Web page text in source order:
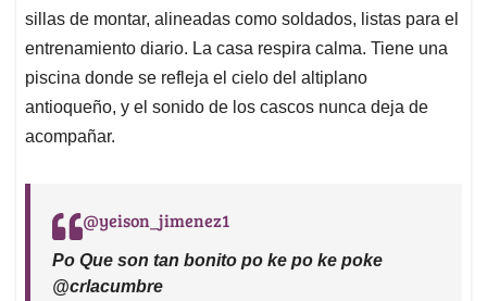
sillas de montar, alineadas como soldados, listas para el
entrenamiento diario. La casa respira calma. Tiene una
piscina donde se refleja el cielo del altiplano
antioqueño, y el sonido de los cascos nunca deja de
acompañar.
@yeison_jimenez1
Po Que son tan bonito po ke po ke poke
@crlacumbre